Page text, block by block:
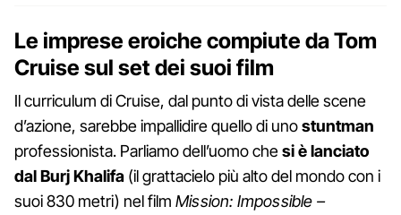
Le imprese eroiche compiute da Tom
Cruise sul set dei suoi film
Il curriculum di Cruise, dal punto di vista delle scene
d’azione, sarebbe impallidire quello di unostuntman
professionista. Parliamo dell’uomo chesi è lanciato
dal Burj Khalifa (il grattacielo più alto del mondo con i
suoi 830 metri) nel film Mission: Impossible –